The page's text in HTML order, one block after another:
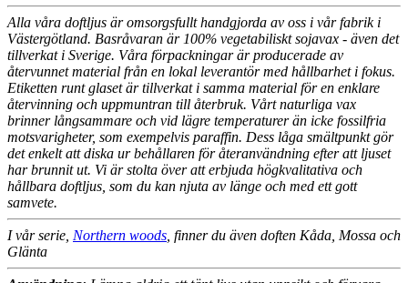
Alla våra doftljus är omsorgsfullt handgjorda av oss i vår fabrik i
Västergötland. Basråvaran är 100% vegetabiliskt sojavax - även det
tillverkat i Sverige. Våra förpackningar är producerade av
återvunnet material från en lokal leverantör med hållbarhet i fokus.
Etiketten runt glaset är tillverkat i samma material för en enklare
återvinning och uppmuntran till återbruk. Vårt naturliga vax
brinner långsammare och vid lägre temperaturer än icke fossilfria
motsvarigheter, som exempelvis paraffin. Dess låga smältpunkt gör
det enkelt att diska ur behållaren för återanvändning efter att ljuset
har brunnit ut. Vi är stolta över att erbjuda högkvalitativa och
hållbara doftljus, som du kan njuta av länge och med ett gott
samvete.
I vår serie, Northern woods, finner du även doften Kåda, Mossa och
Glänta